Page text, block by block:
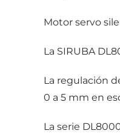
Motor servo
La SIRUBA
La regulación
0 a 5 mm en
La serie